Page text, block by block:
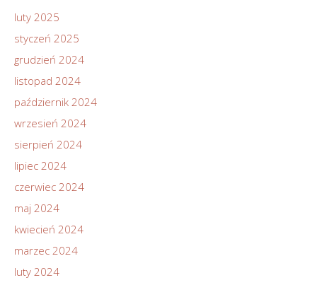
luty 2025
styczeń 2025
grudzień 2024
listopad 2024
październik 2024
wrzesień 2024
sierpień 2024
lipiec 2024
czerwiec 2024
maj 2024
kwiecień 2024
marzec 2024
luty 2024